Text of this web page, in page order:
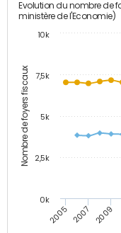
Nombre de foyers fiscaux
Evolution du nombre de
ministère de l'Economie)
2005 2007 2009
0k
2,5k
5k
7,5k
10k